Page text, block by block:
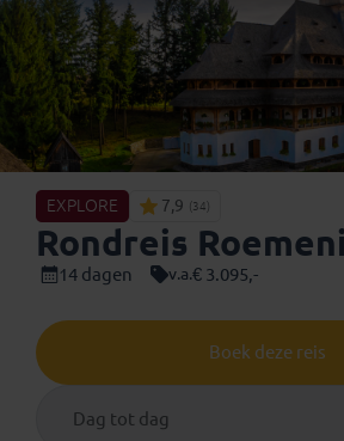
EXPLORE 7,9 (34)
Rondreis
14 dagen v.a.€ 3.095,-
Boek deze reis
Dag tot dag